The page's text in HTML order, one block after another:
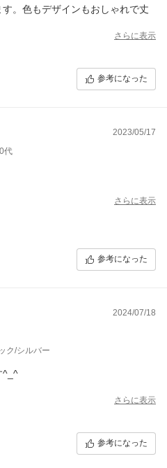
。色もデザインもおしゃれで丈
さらに表示
参考になった
2023/05/17
代
さらに表示
参考になった
2024/07/18
ク/シルバー
^_^
さらに表示
参考になった